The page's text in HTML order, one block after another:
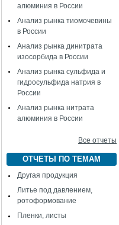
алюминия в России
Анализ рынка тиомочевины
в России
Анализ рынка динитрата
изосорбида в России
Анализ рынка сульфида и
гидросульфида натрия в
России
Анализ рынка нитрата
алюминия в России
Все отчеты
ОТЧЕТЫ ПО ТЕМАМ
Другая продукция
Литье под давлением,
ротоформование
Пленки, листы